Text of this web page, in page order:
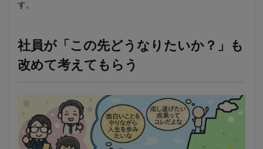
す。
社員が「この先どうなりたいか？」も
改めて考えてもらう